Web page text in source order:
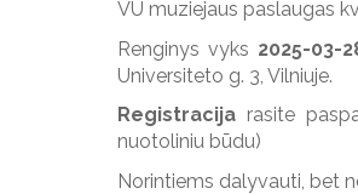
VU muziejaus paslaugas
Renginys vyks 2025-03-
Universiteto g. 3, Vilniuje.
Registracija rasite
nuotoliniu būdu)
Norintiems dalyvauti, bet